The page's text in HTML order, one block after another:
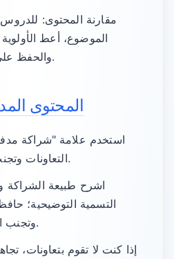
مقارنة المحتوى:
الموضوع، أعط الأولوية
والحفظ على الإعجابات الخام.
المحتوى
استخدم علامة "شراكة
التعاونات وتجنب تضليل الجماهير.
اشرح طبيعة
التسمية التوضيحية؛
وتجنب الوعود المبالغ فيها.
إذا كنت لا تقوم بتعاونات،